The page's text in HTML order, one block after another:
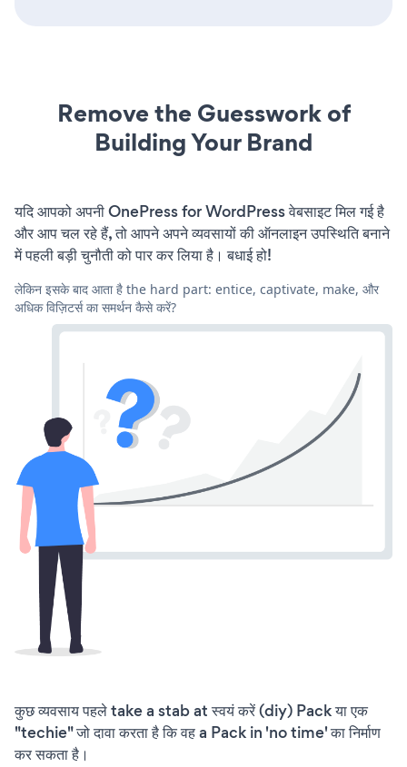
Remove the Guesswork of
Building Your Brand
यदि आपको अपनी OnePress for WordPress वेबसाइट मिल गई है
और आप चल रहे हैं, तो आपने अपने व्यवसायों की ऑनलाइन उपस्थिति बनाने
में पहली बड़ी चुनौती को पार कर लिया है। बधाई हो!
लेकिन इसके बाद आता है the hard part: entice, captivate, make, और
अधिक विज़िटर्स का समर्थन कैसे करें?
कुछ व्यवसाय पहले take a stab at स्वयं करें (diy) Pack या एक
"techie" जो दावा करता है कि वह a Pack in 'no time' का निर्माण
कर सकता है।